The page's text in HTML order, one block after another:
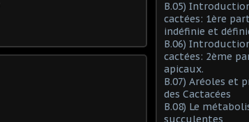
B.05)
cactées: 1ère
indéfinie et
B.06)
cactées: 2ème
apicaux.
B.07) Aréoles et
des Cactacées
B.08) Le
succulentes